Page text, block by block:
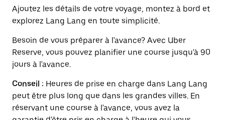
Ajoutez les détails de votre voyage, montez à bord et
explorez Lang Lang en toute simplicité.
Besoin de vous préparer à l'avance? Avec Uber
Reserve, vous pouvez planifier une course jusqu'à 90
jours à l'avance.
Conseil : Heures de prise en charge dans Lang Lang
peut être plus long que dans les grandes villes. En
réservant une course à l'avance, vous avez la